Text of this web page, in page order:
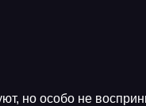
но особо не